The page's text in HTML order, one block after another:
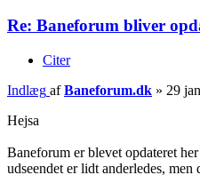
Re: Baneforum bliver
Citer
Indlæg afBaneforum.dk » 29
Hejsa
Baneforum er blevet opdateret
udseendet er lidt anderledes,